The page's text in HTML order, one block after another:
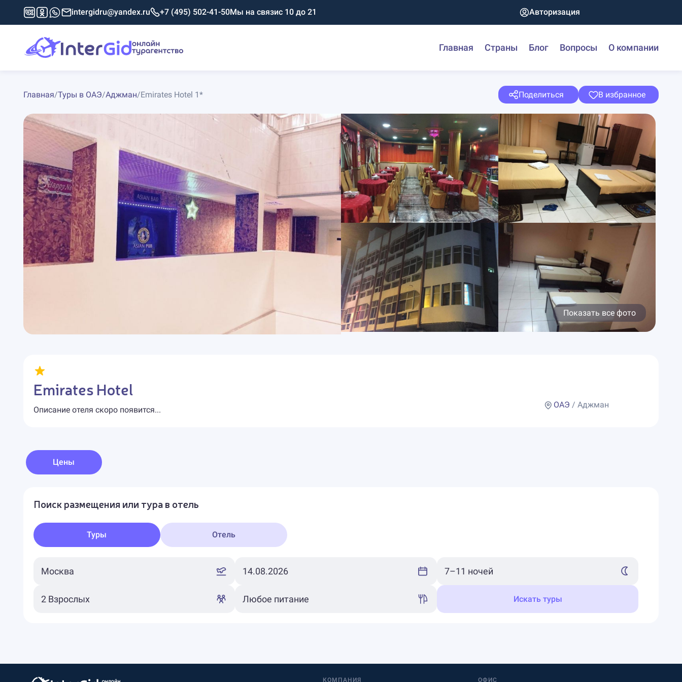
intergidru@yandex.ru +7 (495) 502-41-50Мы на связис 10 до 21 Авторизация
Главная Страны Блог Вопросы О компании
Главная/Туры в ОАЭ/Аджман/Emirates Hotel 1* Поделиться В избранное
Показать все фото
Emirates Hotel
Описание отеля скоро появится...
ОАЭ / Аджман
Цены
Поиск размещения или тура в отель
Туры Отель
Искать туры
КОМПАНИЯ ОФИС